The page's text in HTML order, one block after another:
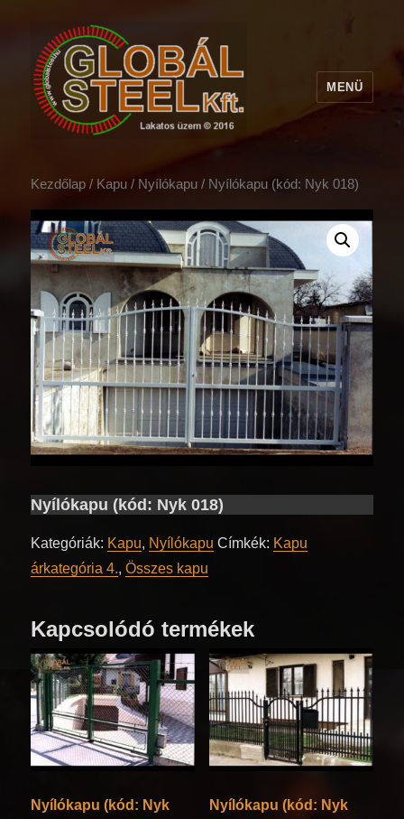
MENÜ
Kezdőlap / Kapu / Nyílókapu / Nyílókapu (kód: Nyk 018)
Nyílókapu (kód: Nyk 018)
Kategóriák: Kapu, Nyílókapu Címkék: Kapu
árkategória 4.,Összes kapu
Kapcsolódó termékek
Nyílókapu (kód: Nyk
Nyílókapu (kód: Nyk